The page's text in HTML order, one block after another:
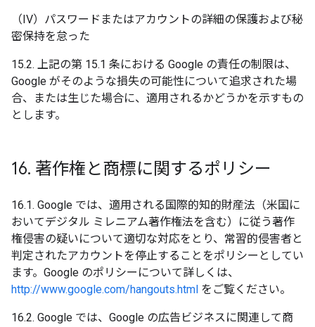
（IV）パスワードまたはアカウントの詳細の保護および秘
密保持を怠った
15.2. 上記の第 15.1 条における Google の責任の制限は、
Google がそのような損失の可能性について追求された場
合、または生じた場合に、適用されるかどうかを示すもの
とします。
16. 著作権と商標に関するポリシー
16.1. Google では、適用される国際的知的財産法（米国に
おいてデジタル ミレニアム著作権法を含む）に従う著作
権侵害の疑いについて適切な対応をとり、常習的侵害者と
判定されたアカウントを停止することをポリシーとしてい
ます。Google のポリシーについて詳しくは、
http://www.google.com/hangouts.html をご覧ください。
16.2. Google では、Google の広告ビジネスに関連して商